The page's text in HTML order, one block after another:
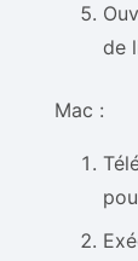
de
Mac :